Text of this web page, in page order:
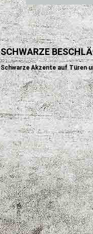
SCHWARZE
Schwarze Akzente auf Türen